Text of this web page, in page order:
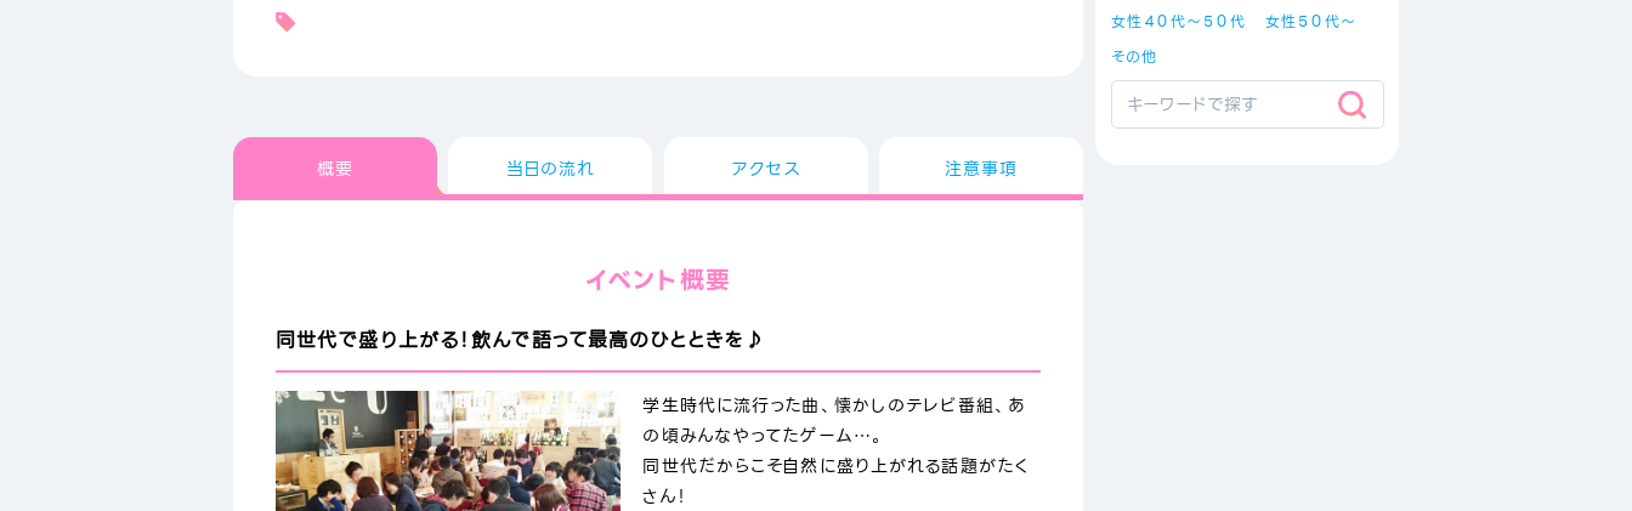
概要 当日の流れ アクセス 注意事項
イベント概要
同世代で盛り上がる！飲んで語って最高のひとときを♪
学生時代に流行った曲、懐かしのテレビ番組、あ
の頃みんなやってたゲーム…。
同世代だからこそ自然に盛り上がれる話題がたく
さん！
女性４０代～５０代
女性５０代～
その他